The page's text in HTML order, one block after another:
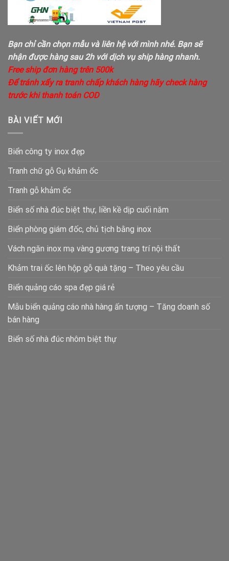
Bạn chỉ cần chọn mẫu và liên hệ với mình nhé. Bạn sẽ
nhận được hàng sau 2h với dịch vụ ship hàng nhanh.
Free ship đơn hàng trên 500k
Để tránh xẩy ra tranh chấp khách hàng hãy check hàng
trước khi thanh toán COD
BÀI VIẾT MỚI
Biển công ty inox đẹp
Tranh chữ gỗ Gụ khảm ốc
Tranh gỗ khảm ốc
Biển số nhà đúc biệt thự, liền kề dịp cuối năm
Biển phòng giám đốc, chủ tịch bằng inox
Vách ngăn inox mạ vàng gương trang trí nội thất
Khảm trai ốc lên hộp gỗ quà tặng – Theo yêu cầu
Biển quảng cáo spa đẹp giá rẻ
Mẫu biển quảng cáo nhà hàng ấn tượng – Tăng doanh số
bán hàng
Biển số nhà đúc nhôm biệt thự